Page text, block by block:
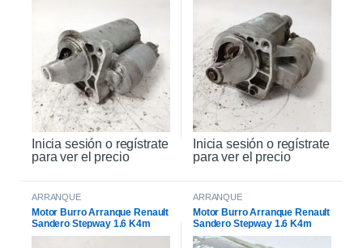
Inicia sesión o regístrate
para ver el precio
Inicia sesión o regístrate
para ver el precio
ARRANQUE
Motor Burro Arranque Renault
Sandero Stepway 1.6 K4m
Original
ARRANQUE
Motor Burro Arranque Renault
Sandero Stepway 1.6 K4m